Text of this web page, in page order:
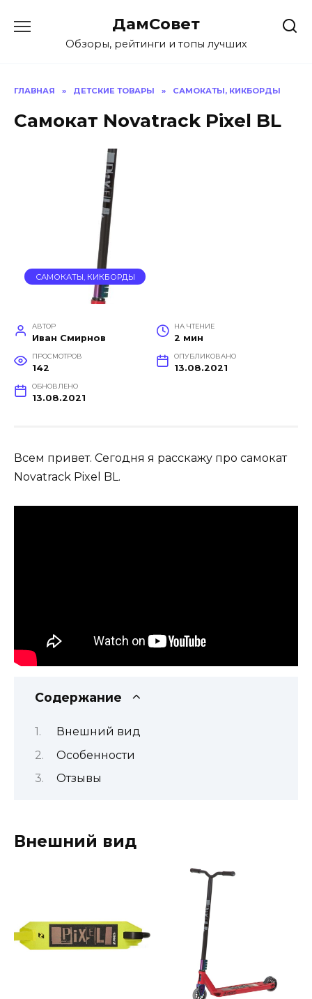
содержанию
ДамСовет
Обзоры, рейтинги и топы лучших
ГЛАВНАЯ » ДЕТСКИЕ ТОВАРЫ » САМОКАТЫ, КИКБОРДЫ
Самокат Novatrack Pixel BL
САМОКАТЫ, КИКБОРДЫ
АВТОР
Иван Смирнов
НА ЧТЕНИЕ
2 мин
ПРОСМОТРОВ
142
ОПУБЛИКОВАНО
13.08.2021
ОБНОВЛЕНО
13.08.2021
Всем привет. Сегодня я расскажу про самокат
Novatrack Pixel BL.
Содержание
Внешний вид
Особенности
Отзывы
Внешний вид